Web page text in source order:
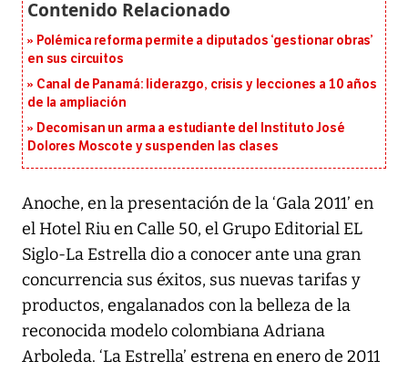
Polémica reforma permite a diputados ‘gestionar obras’
en sus circuitos
Canal de Panamá: liderazgo, crisis y lecciones a 10 años
de la ampliación
Decomisan un arma a estudiante del Instituto José
Dolores Moscote y suspenden las clases
Anoche, en la presentación de la ‘Gala 2011’ en
el Hotel Riu en Calle 50, el Grupo Editorial EL
Siglo-La Estrella dio a conocer ante una gran
concurrencia sus éxitos, sus nuevas tarifas y
productos, engalanados con la belleza de la
reconocida modelo colombiana Adriana
Arboleda. ‘La Estrella’ estrena en enero de 2011